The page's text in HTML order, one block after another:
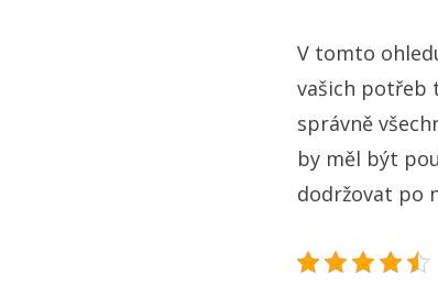
V tomto
vašich potřeb
správně
by měl být
dodržovat po